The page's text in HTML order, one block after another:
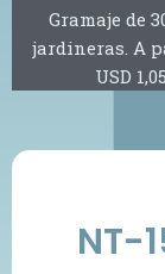
Gramaje de
jardineras. A
USD
NT-